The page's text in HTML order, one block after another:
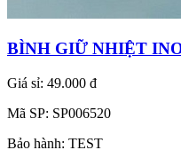
BÌNH GIỮ NHIỆT
Giá sỉ: 49.000 đ
Mã SP: SP006520
Bảo hành: TEST